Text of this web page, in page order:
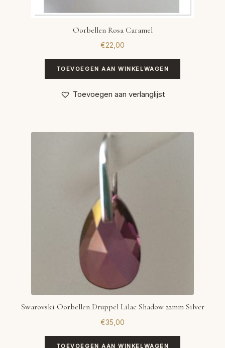
Oorbellen Rosa Caramel
€22,00
TOEVOEGEN AAN WINKELWAGEN
Toevoegen aan verlanglijst
Swarovski Oorbellen Druppel Lilac Shadow 22mm Silver
€35,00
TOEVOEGEN AAN WINKELWAGEN